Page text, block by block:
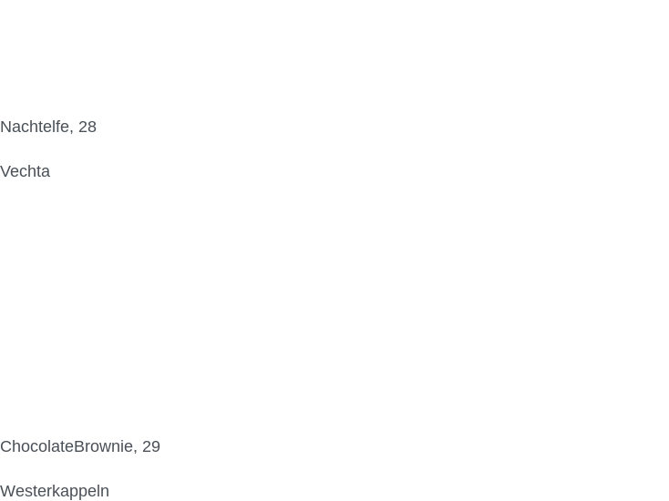
Nachtelfe, 28
Vechta
ChocolateBrownie, 29
Westerkappeln